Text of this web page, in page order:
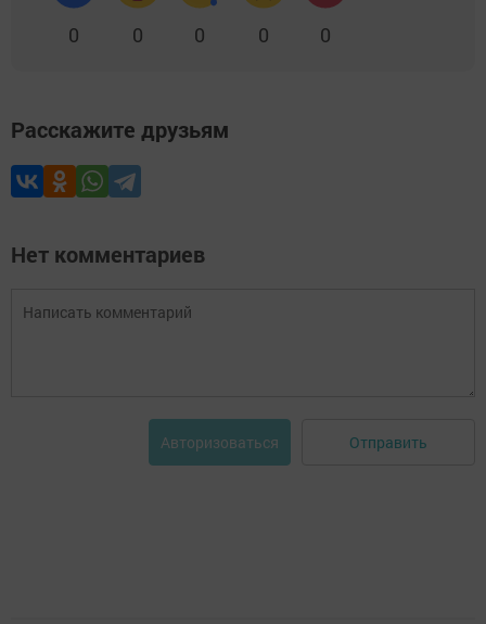
0 0 0 0 0
Расскажите друзьям
Нет комментариев
Авторизоваться Отправить